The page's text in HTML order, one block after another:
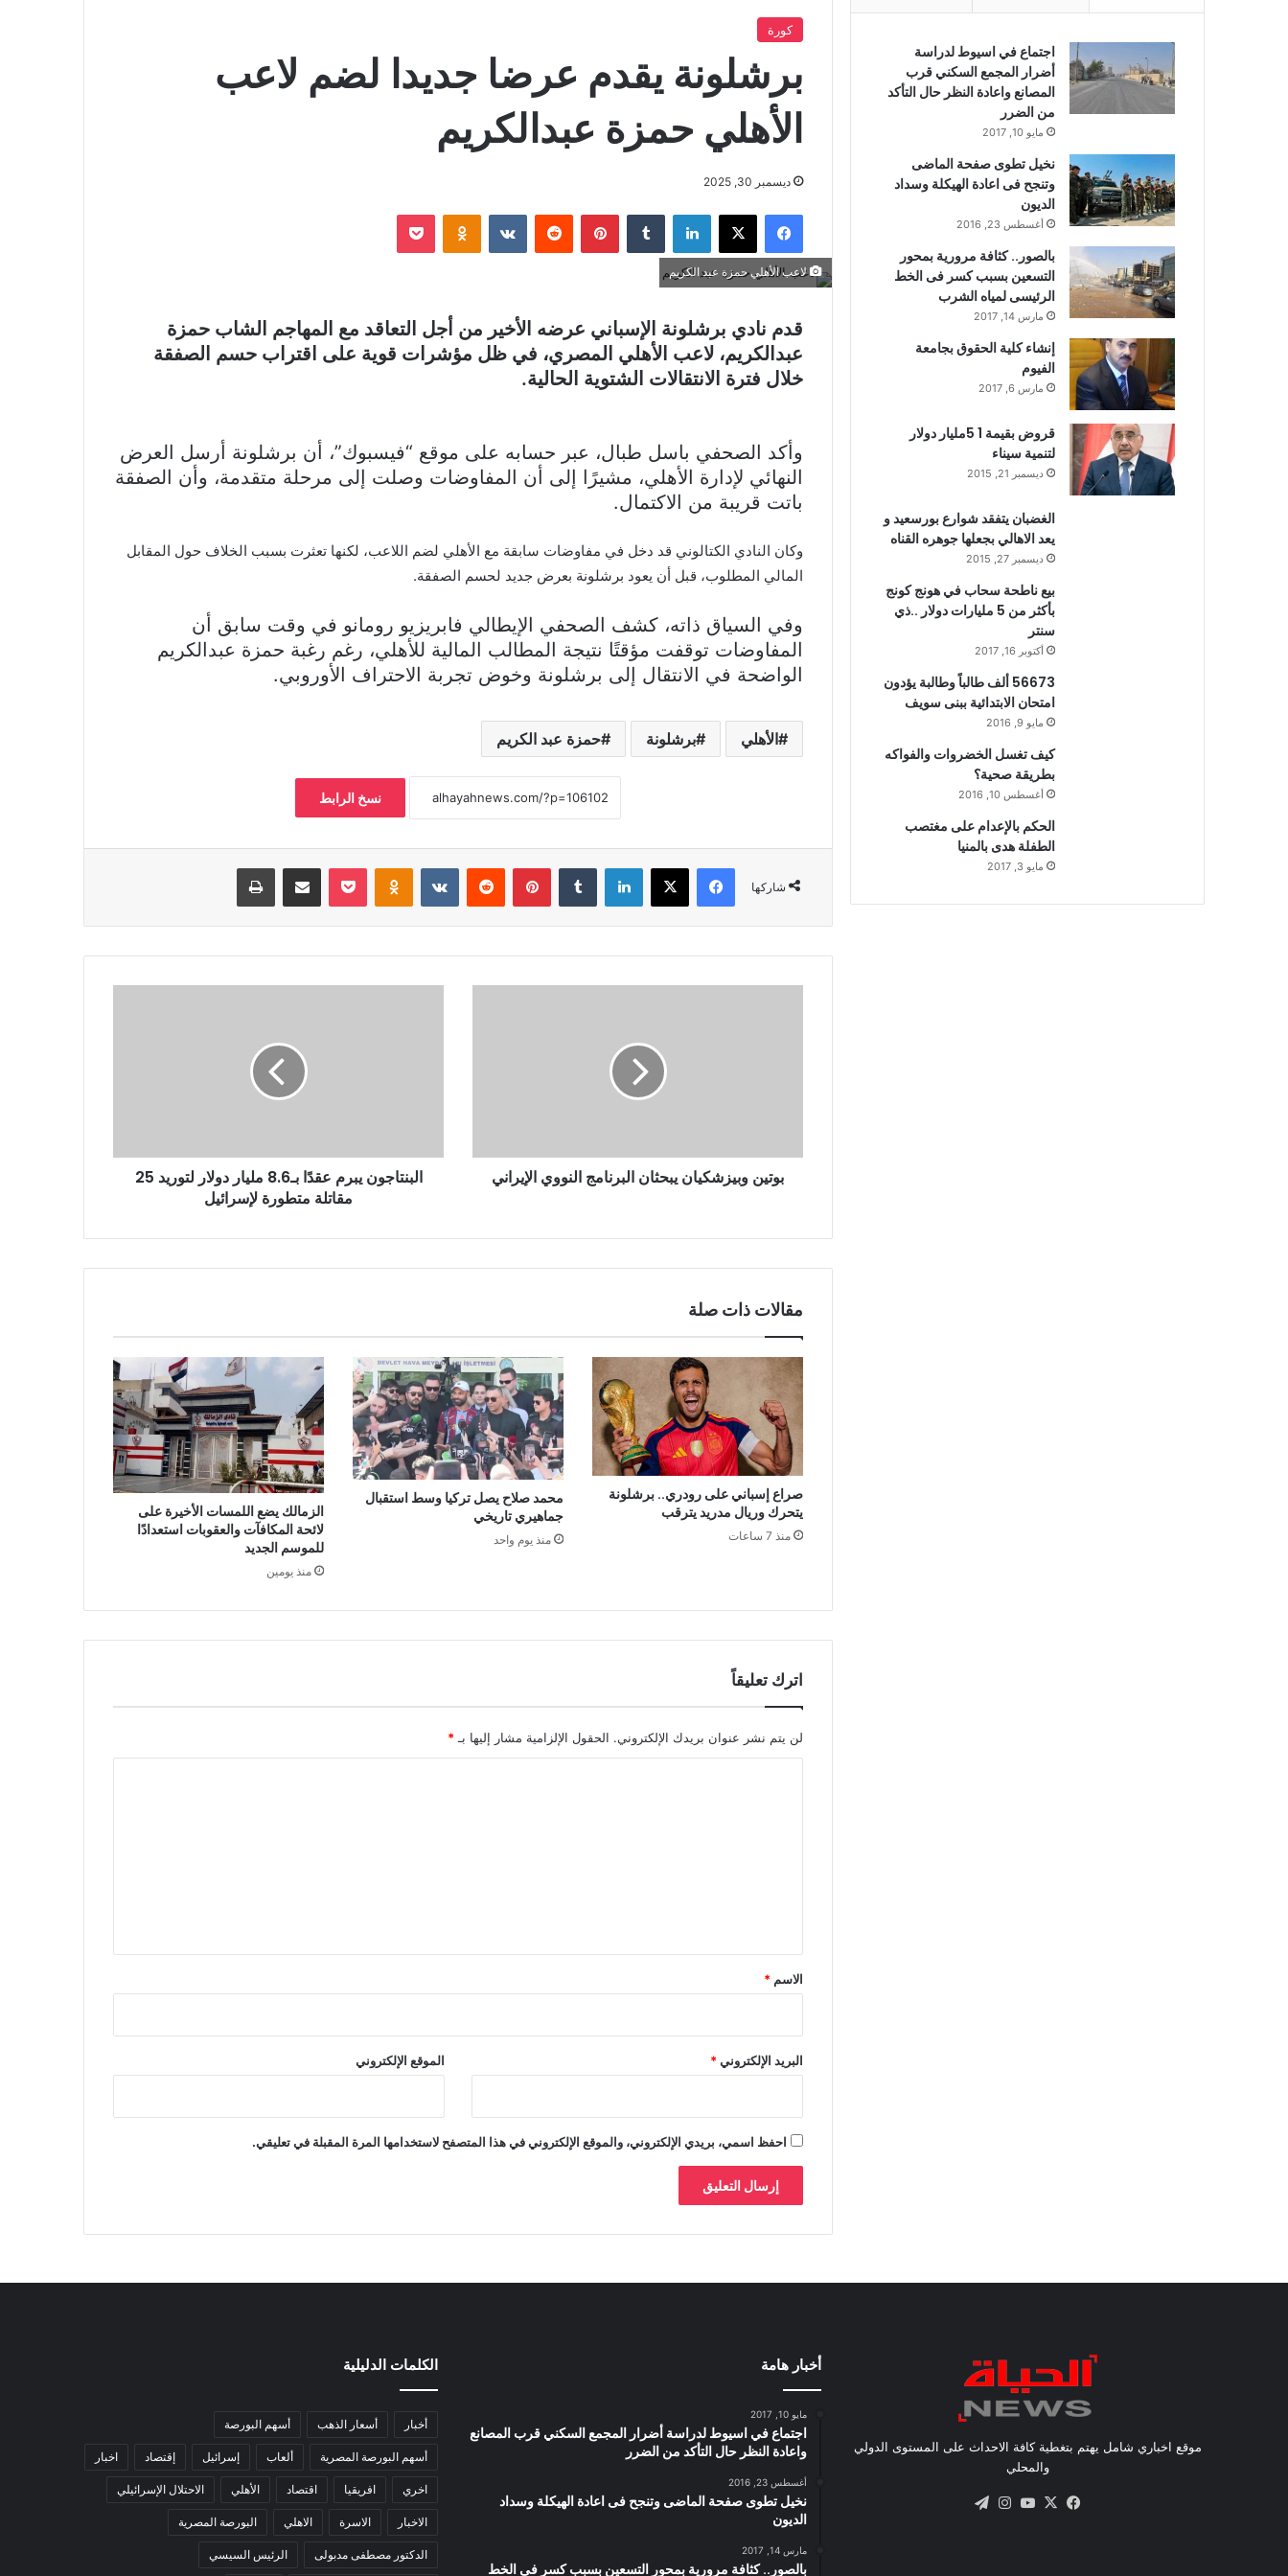
كورة
برشلونة يقدم عرضا جديدا لضم لاعب
الأهلي حمزة عبدالكريم
ديسمبر 30, 2025
فيسبوك X لينكدإن بينتيريست Odnoklassniki
بوكيت
لاعب الأهلي حمزة عبد الكريم
قدم نادي برشلونة الإسباني عرضه الأخير من أجل التعاقد مع المهاجم الشاب حمزة
عبدالكريم، لاعب الأهلي المصري، في ظل مؤشرات قوية على اقتراب حسم الصفقة
خلال فترة الانتقالات الشتوية الحالية.
وأكد الصحفي باسل طبال، عبر حسابه على موقع “فيسبوك”، أن برشلونة أرسل العرض
النهائي لإدارة الأهلي، مشيرًا إلى أن المفاوضات وصلت إلى مرحلة متقدمة، وأن الصفقة
باتت قريبة من الاكتمال.
وكان النادي الكتالوني قد دخل في مفاوضات سابقة مع الأهلي لضم اللاعب، لكنها تعثرت بسبب الخلاف حول المقابل
المالي المطلوب، قبل أن يعود برشلونة بعرض جديد لحسم الصفقة.
وفي السياق ذاته، كشف الصحفي الإيطالي فابريزيو رومانو في وقت سابق أن
المفاوضات توقفت مؤقتًا نتيجة المطالب المالية للأهلي، رغم رغبة حمزة عبدالكريم
الواضحة في الانتقال إلى برشلونة وخوض تجربة الاحتراف الأوروبي.
الأهلي برشلونة حمزة عبد الكريم
نسخ الرابط
شاركها
فيسبوك X لينكدإن بينتيريست Odnoklassniki
بوكيت مشاركة عبر البريد طباعة
بوتين وبيزشكيان يبحثان البرنامج النووي الإيراني
البنتاجون يبرم عقدًا بـ8.6 مليار دولار لتوريد 25
مقاتلة متطورة لإسرائيل
مقالات ذات صلة
صراع إسباني على رودري.. برشلونة
يتحرك وريال مدريد يترقب
منذ 7 ساعات
محمد صلاح يصل تركيا وسط استقبال
جماهيري تاريخي
منذ يوم واحد
الزمالك يضع اللمسات الأخيرة على
لائحة المكافآت والعقوبات استعدادًا
للموسم الجديد
منذ يومين
اترك تعليقاً
لن يتم نشر عنوان بريدك الإلكتروني. الحقول الإلزامية مشار إليها بـ *
*
الاسم *
البريد الإلكتروني* الموقع الإلكتروني
احفظ اسمي، بريدي الإلكتروني، والموقع الإلكتروني في هذا المتصفح لاستخدامها المرة المقبلة في تعليقي.
اجتماع في اسيوط لدراسة
أضرار المجمع السكني قرب
المصانع واعادة النظر حال التأكد
من الضرر
مايو 10, 2017
نخيل تطوى صفحة الماضى
وتنجح فى اعادة الهيكلة وسداد
الديون
أغسطس 23, 2016
بالصور.. كثافة مرورية بمحور
التسعين بسبب كسر فى الخط
الرئيسى لمياه الشرب
مارس 14, 2017
إنشاء كلية الحقوق بجامعة
الفيوم
مارس 6, 2017
قروض بقيمة 1 5مليار دولار
لتنمية سيناء
ديسمبر 21, 2015
الغضبان يتفقد شوارع بورسعيد و
يعد الاهالي بجعلها جوهره القناه
ديسمبر 27, 2015
بيع ناطحة سحاب في هونج كونج
بأكثر من 5 مليارات دولار ..ذي
سنتر
أكتوبر 16, 2017
56673 ألف طالباً وطالبة يؤدون
امتحان الابتدائية ببنى سويف
مايو 9, 2016
كيف تغسل الخضروات والفواكه
بطريقة صحية؟
أغسطس 10, 2016
الحكم بالإعدام على مغتصب
الطفلة هدى بالمنيا
مايو 3, 2017
موقع اخباري شامل يهتم بتغطية كافة الاحداث على المستوى الدولي
والمحلي
فيسبوك
X يوتيوبانستقرام
أخبار هامة
مايو 10, 2017
اجتماع في اسيوط لدراسة أضرار المجمع السكني قرب المصانع
واعادة النظر حال التأكد من الضرر
أغسطس 23, 2016
نخيل تطوى صفحة الماضى وتنجح فى اعادة الهيكلة وسداد
الديون
مارس 14, 2017
بالصور.. كثافة مرورية بمحور التسعين بسبب كسر فى الخط
الكلمات الدليلية
أخبار أسعار الذهب أسهم البورصة
أسهم البورصة المصرية ألعاب إسرائيل إقتصاد اخبار
اخري افريقيا اقتصاد الأهلي الاحتلال الإسرائيلي
الاخبار الاسرة الاهلي البورصة المصرية
الدكتور مصطفى مدبولى الرئيس السيسي